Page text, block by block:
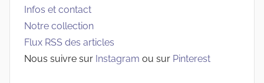
Infos et contact
Notre collection
Flux RSS des articles
Nous suivre sur Instagram ou sur Pinterest